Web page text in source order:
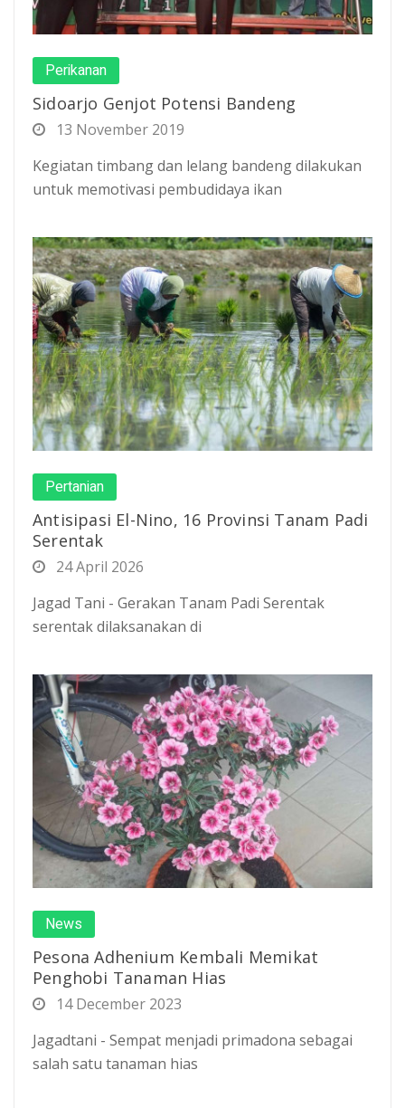
Perikanan
Sidoarjo Genjot Potensi Bandeng
13 November 2019
Kegiatan timbang dan lelang bandeng dilakukan
untuk memotivasi pembudidaya ikan
Pertanian
Antisipasi El-Nino, 16 Provinsi Tanam Padi
Serentak
24 April 2026
Jagad Tani - Gerakan Tanam Padi Serentak
serentak dilaksanakan di
News
Pesona Adhenium Kembali Memikat
Penghobi Tanaman Hias
14 December 2023
Jagadtani - Sempat menjadi primadona sebagai
salah satu tanaman hias